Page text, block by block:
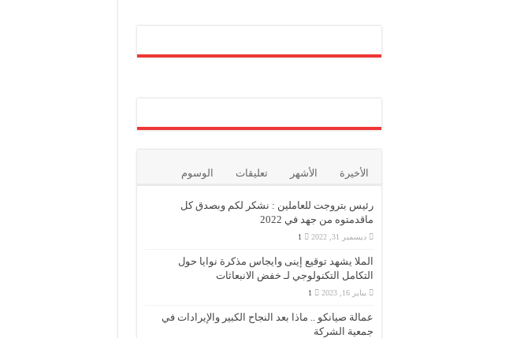
الأخيرة الأشهر تعليقات الوسوم
رئيس بتروجت للعاملين : نشكر لكم وبصدق كل
ماقدمتوه من جهد في 2022
ديسمبر 31, 2022 1
الملا يشهد توقيع إينى وايجاس مذكرة نوايا حول
التكامل التكنولوجي لـ خفض الانبعاثات
يناير 16, 2023 1
عمالة صيانكو .. ماذا بعد النجاح الكبير والإيرادات في
جمعية الشركة